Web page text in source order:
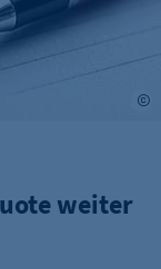
weiter